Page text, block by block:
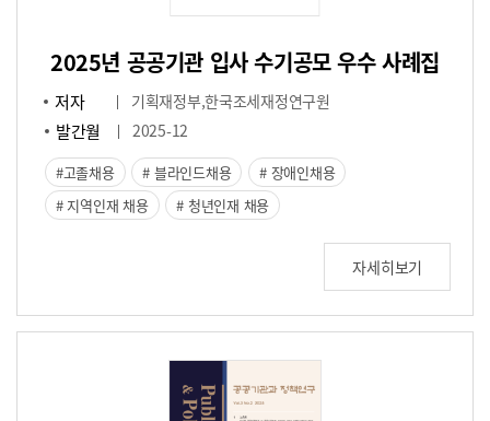
2025년 공공기관 입사 수기공모 우수 사례집
저자 기획재정부,한국조세재정연구원
발간월 2025-12
고졸채용 블라인드채용
장애인채용
지역인재 채용
청년인재 채용
자세히보기